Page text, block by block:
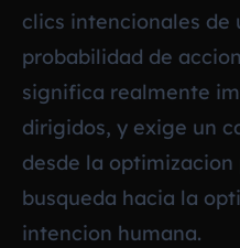
clics intencionales de
probabilidad de
significa realmente
dirigidos, y exige un
desde la
busqueda hacia la
intencion humana.